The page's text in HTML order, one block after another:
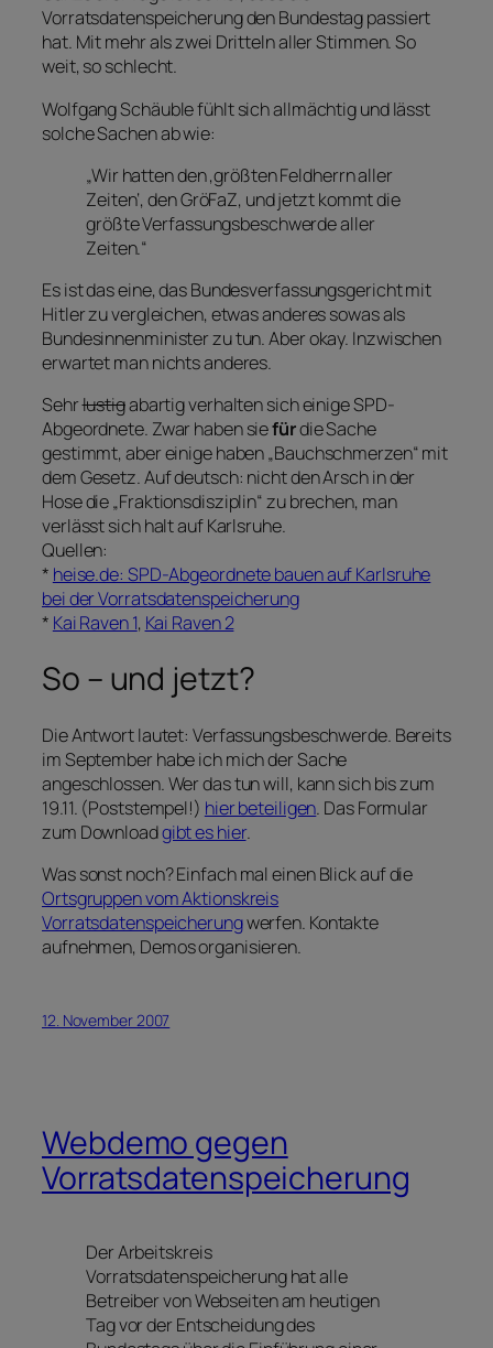
Vorratsdatenspeicherung den Bundestag passiert
hat. Mit mehr als zwei Dritteln aller Stimmen. So
weit, so schlecht.
Wolfgang Schäuble fühlt sich allmächtig und lässt
solche Sachen ab wie:
„Wir hatten den ‚größten Feldherrn aller
Zeiten‘, den GröFaZ, und jetzt kommt die
größte Verfassungsbeschwerde aller
Zeiten.“
Es ist das eine, das Bundesverfassungsgericht mit
Hitler zu vergleichen, etwas anderes sowas als
Bundesinnenminister zu tun. Aber okay. Inzwischen
erwartet man nichts anderes.
Sehrlustigabartig verhalten sich einige SPD-
Abgeordnete. Zwar haben siefürdie Sache
gestimmt, aber einige haben „Bauchschmerzen“ mit
dem Gesetz. Auf deutsch: nicht den Arsch in der
Hose die „Fraktionsdisziplin“ zu brechen, man
verlässt sich halt auf Karlsruhe.
Quellen:
* heise.de: SPD-Abgeordnete bauen auf Karlsruhe
bei der Vorratsdatenspeicherung
* Kai Raven 1, Kai Raven 2
So – und jetzt?
Die Antwort lautet: Verfassungsbeschwerde. Bereits
im September habe ich mich der Sache
angeschlossen. Wer das tun will, kann sich bis zum
19.11. (Poststempel!) hier beteiligen. Das Formular
zum Downloadgibt es hier.
Was sonst noch? Einfach mal einen Blick auf die
Ortsgruppen vom Aktionskreis
Vorratsdatenspeicherungwerfen. Kontakte
aufnehmen, Demos organisieren.
12. November 2007
Webdemo gegen
Vorratsdatenspeicherung
Der Arbeitskreis
Vorratsdatenspeicherung hat alle
Betreiber von Webseiten am heutigen
Tag vor der Entscheidung des